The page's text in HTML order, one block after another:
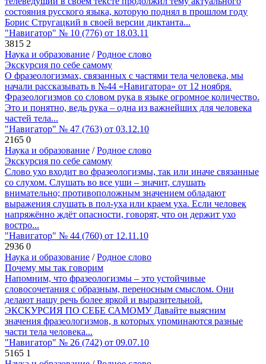
состояния русского языка, которую поднял в прошлом году
Борис Стругацкий в своей версии диктанта...
"Навигатор" № 10 (776) от 18.03.11
3815 2
Наука и образование /Родное слово
Экскурсия по себе самому
О фразеологизмах, связанных с частями тела человека, мы
начали рассказывать в №44 «Навигатора» от 12 ноября.
Фразеологизмов со словом рука в языке огромное количество.
Это и понятно, ведь рука – одна из важнейших для человека
частей тела...
"Навигатор" № 47 (763) от 03.12.10
2165 0
Наука и образование /Родное слово
Экскурсия по себе самому
Слово ухо входит во фразеологизмы, так или иначе связанные
со слухом. Слушать во все уши – значит, слушать
внимательно; противоположным значением обладают
выражения слушать в пол-уха или краем уха. Если человек
напряжённо ждёт опасности, говорят, что он держит ухо
востро...
"Навигатор" № 44 (760) от 12.11.10
2936 0
Наука и образование /Родное слово
Почему мы так говорим
Напомним, что фразеологизмы – это устойчивые
словосочетания с образным, переносным смыслом. Они
делают нашу речь более яркой и выразительной.
ЭКСКУРСИЯ ПО СЕБЕ САМОМУ Давайте выясним
значения фразеологизмов, в которых упоминаются разные
части тела человека...
"Навигатор" № 26 (742) от 09.07.10
5165 1